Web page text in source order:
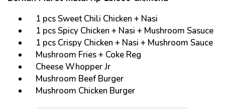
1 pcs Sweet Chili Chicken + Nasi
1 pcs Spicy Chicken + Nasi + Mushroom Sasuce
1 pcs Crispy Chicken + Nasi + Mushroom Sauce
Mushroom Fries + Coke Reg
Cheese Whopper Jr
Mushroom Beef Burger
Mushroom Chicken Burger